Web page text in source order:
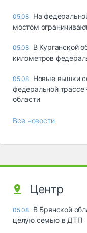
05.08 На
мостом
05.08 В Курганской
километров
05.08 Новые вышки
федеральной
области
Все новости
Центр
05.08 В Брянской
целую семью в ДТП